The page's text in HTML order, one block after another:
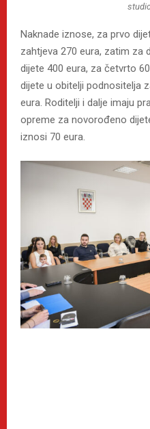
Naknade iznose, za prvo
zahtjeva 270 eura, zatim za
dijete 400 eura, za četvrto
dijete u obitelji podnositelja
eura. Roditelji i dalje imaju
opreme za novorođeno
iznosi 70 eura.